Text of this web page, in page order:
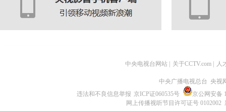
中央电视台网站 关于CCTV.com 人
中央广播电视总台 央视
违法和不良信息举报 京ICP证060535号
京公网安备
网上传播视听节目许可证号 0102002